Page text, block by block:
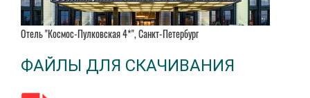
Отель "Космос-Пулковская 4*", Санкт-Петербург
ФАЙЛЫ ДЛЯ СКАЧИВАНИЯ